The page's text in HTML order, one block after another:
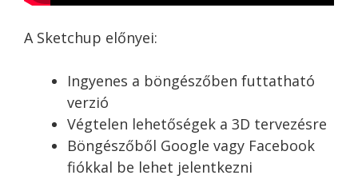
A Sketchup előnyei:
Ingyenes a böngészőben futtatható
verzió
Végtelen lehetőségek a 3D tervezésre
Böngészőből Google vagy Facebook
fiókkal be lehet jelentkezni